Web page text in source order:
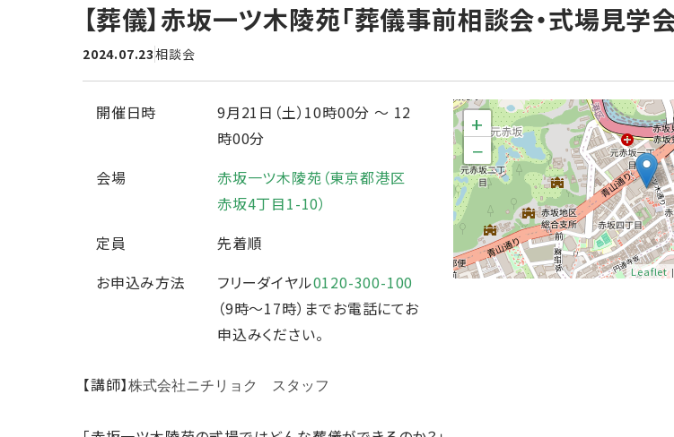
【葬儀】赤坂一ツ木陵苑「葬儀事前相談会・式場見学会
2024.07.23相談会
開催日時 9月21日（土）10時00分 〜 12
時00分
会場
赤坂一ツ木陵苑（東京都港区
赤坂4丁目1-10）
定員
先着順
お申込み方法
フリーダイヤル0120-300-100
（9時～17時）までお電話にてお
申込みください。
+
−
Leaflet
【講師】株式会社ニチリョク スタッフ